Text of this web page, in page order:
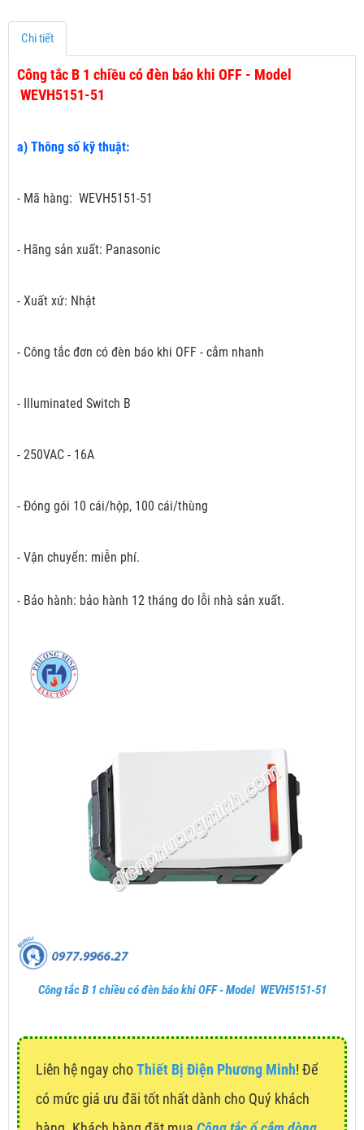
Chi tiết
Công tắc B 1 chiều có đèn báo khi OFF - Model
WEVH5151-51
a) Thông số kỹ thuật:
- Mã hàng: WEVH5151-51
- Hãng sản xuất: Panasonic
- Xuất xứ: Nhật
- Công tắc đơn có đèn báo khi OFF - cắm nhanh
- Illuminated Switch B
- 250VAC - 16A
- Đóng gói 10 cái/hộp, 100 cái/thùng
- Vận chuyển: miễn phí.
- Bảo hành: bảo hành 12 tháng do lỗi nhà sản xuất.
Công tắc B 1 chiều có đèn báo khi OFF - Model WEVH5151-51
Liên hệ ngay choThiết Bị Điện Phương Minh! Để
có mức giá ưu đãi tốt nhất dành cho Quý khách